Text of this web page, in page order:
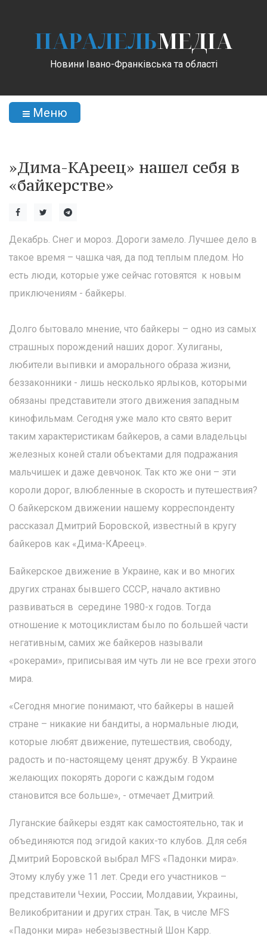
ПАРАЛЕЛЬМЕДІА
Новини Івано-Франківська та області
Меню
»Дима-КАреец» нашел себя в
«байкерстве»
Декабрь. Снег и мороз. Дороги замело. Лучшее дело в
такое время – чашка чая, да под теплым пледом. Но
есть люди, которые уже сейчас готовятся к новым
приключениям - байкеры.
Долго бытовало мнение, что байкеры – одно из самых
страшных порождений наших дорог. Хулиганы,
любители выпивки и аморального образа жизни,
беззаконники - лишь несколько ярлыков, которыми
обязаны представители этого движения западным
кинофильмам. Сегодня уже мало кто свято верит
таким характеристикам байкеров, а сами владельцы
железных коней стали объектами для подражания
мальчишек и даже девчонок. Так кто же они – эти
короли дорог, влюбленные в скорость и путешествия?
О байкерском движении нашему корреспонденту
рассказал Дмитрий Боровской, известный в кругу
байкеров как «Дима-КАреец».
Байкерское движение в Украине, как и во многих
других странах бывшего СССР, начало активно
развиваться в середине 1980-х годов. Тогда
отношение к мотоциклистам было по большей части
негативным, самих же байкеров называли
«рокерами», приписывая им чуть ли не все грехи этого
мира.
«Сегодня многие понимают, что байкеры в нашей
стране – никакие ни бандиты, а нормальные люди,
которые любят движение, путешествия, свободу,
радость и по-настоящему ценят дружбу. В Украине
желающих покорять дороги с каждым годом
становится все больше», - отмечает Дмитрий.
Луганские байкеры ездят как самостоятельно, так и
объединяются под эгидой каких-то клубов. Для себя
Дмитрий Боровской выбрал MFS «Падонки мира».
Этому клубу уже 11 лет. Среди его участников –
представители Чехии, России, Молдавии, Украины,
Великобритании и других стран. Так, в числе MFS
«Падонки мира» небезызвестный Шон Карр.